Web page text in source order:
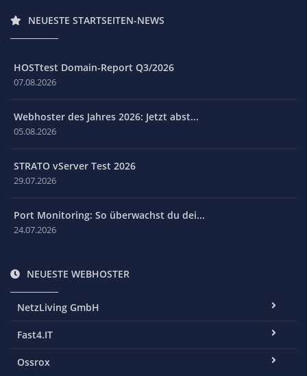
NEUESTE STARTSEITEN-NEWS
HOSTtest Domain-Report Q3/2026
07.08.2026
Webhoster des Jahres 2026: Jetzt abst...
05.08.2026
STRATO vServer Test 2026
29.07.2026
Port Monitoring: So überwachst du dei...
24.07.2026
NEUESTE WEBHOSTER
NetzLiving GmbH
Fast4.IT
Ossrox